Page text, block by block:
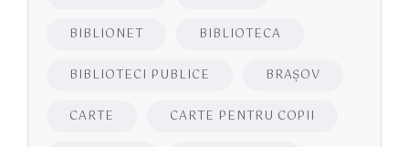
BIBLIONET BIBLIOTECA
BIBLIOTECI PUBLICE BRAŞOV
CARTE CARTE PENTRU COPII